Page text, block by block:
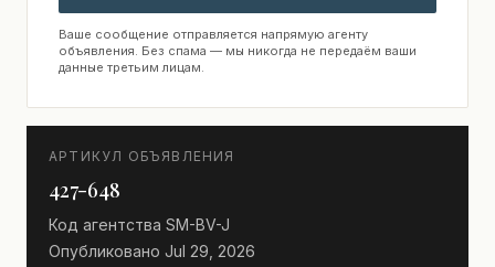
Ваше сообщение отправляется напрямую агенту
объявления. Без спама — мы никогда не передаём ваши
данные третьим лицам.
АРТИКУЛ ОБЪЯВЛЕНИЯ
427-648
Код агентства SM-BV-J
Опубликовано Jul 29, 2026